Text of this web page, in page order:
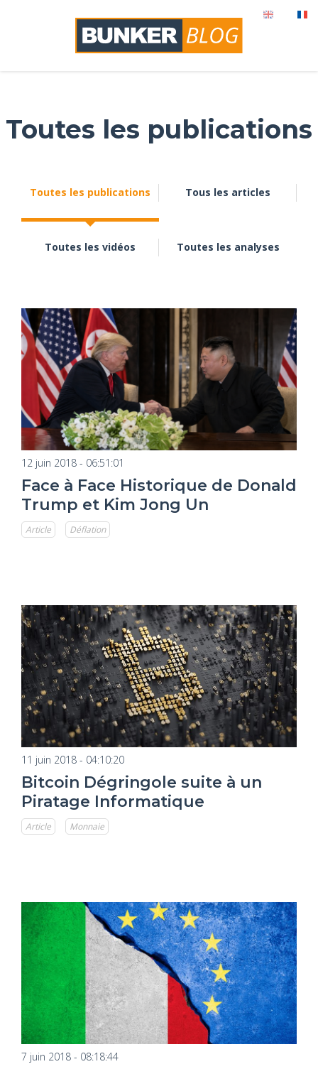
Toutes les publications
Toutes les publications Tous les articles
Toutes les vidéos Toutes les analyses
12 juin 2018 - 06:51:01
Face à Face Historique de Donald
Trump et Kim Jong Un
Article Déflation
11 juin 2018 - 04:10:20
Bitcoin Dégringole suite à un
Piratage Informatique
Article Monnaie
7 juin 2018 - 08:18:44